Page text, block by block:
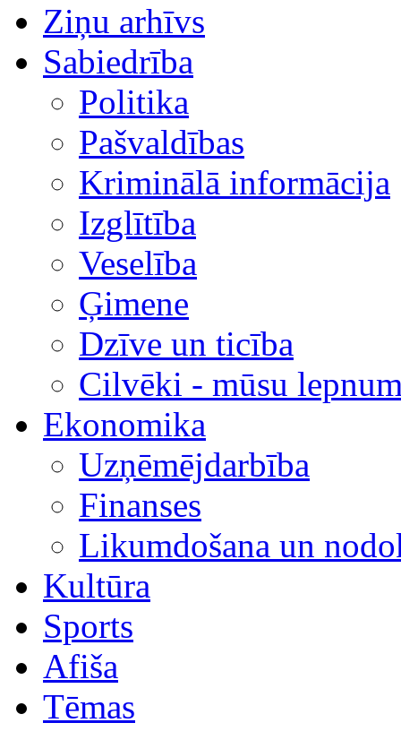
Ziņu arhīvs
Sabiedrība
Politika
Pašvaldības
Kriminālā informācija
Izglītība
Veselība
Ģimene
Dzīve un ticība
Cilvēki - mūsu
Ekonomika
Uzņēmējdarbība
Finanses
Likumdošana un
Kultūra
Sports
Afiša
Tēmas